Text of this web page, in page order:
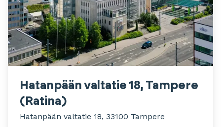
Hatanpään valtatie 18, Tampere
(Ratina)
Hatanpään valtatie 18, 33100 Tampere